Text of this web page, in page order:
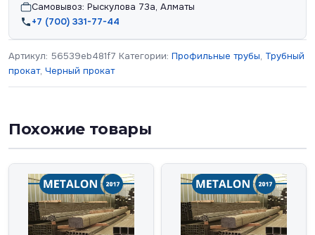
Самовывоз: Рыскулова 73а, Алматы
+7 (700) 331-77-44
Артикул: 56539eb481f7 Категории: Профильные трубы, Трубный
прокат, Черный прокат
Похожие товары